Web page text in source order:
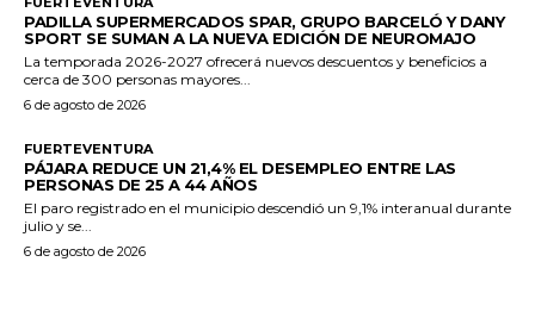
PADILLA SUPERMERCADOS SPAR, GRUPO BARCELÓ Y DANY
SPORT SE SUMAN A LA NUEVA EDICIÓN DE NEUROMAJO
La temporada 2026-2027 ofrecerá nuevos descuentos y beneficios a
cerca de 300 personas mayores...
6 de agosto de 2026
FUERTEVENTURA
PÁJARA REDUCE UN 21,4% EL DESEMPLEO ENTRE LAS
PERSONAS DE 25 A 44 AÑOS
El paro registrado en el municipio descendió un 9,1% interanual durante
julio y se...
6 de agosto de 2026